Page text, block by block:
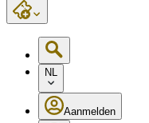
NL
Aanmelden